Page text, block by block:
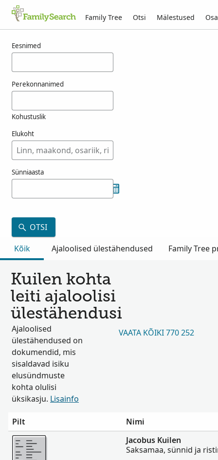
Family Tree Otsi Mälestused
Eesnimed
Perekonnanimed
Kohustuslik
Elukoht
Sünniaasta
OTSI
Kõik
Ajaloolised ülestähendused Family Tree
Kuilen kohta
leiti ajaloolisi
ülestähendusi
Ajaloolised
ülestähendused on
dokumendid, mis
sisaldavad isiku
elusündmuste
kohta olulisi
üksikasju. Lisainfo
VAATA KÕIKI 770 252
Pilt
Nimi
Rohkem
Jacobus Kuilen
Saksamaa, sünnid ja